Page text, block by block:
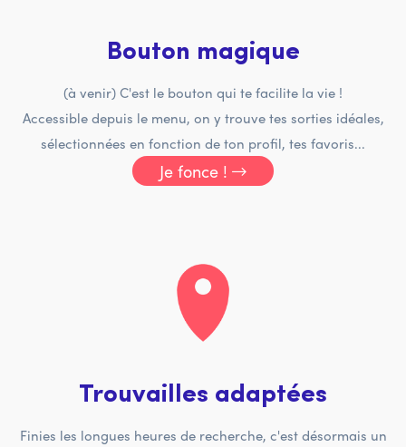
Bouton magique
(à venir) C'est le bouton qui te facilite la vie !
Accessible depuis le menu, on y trouve tes sorties idéales,
sélectionnées en fonction de ton profil, tes favoris...
Je fonce !
Trouvailles adaptées
Finies les longues heures de recherche, c'est désormais un